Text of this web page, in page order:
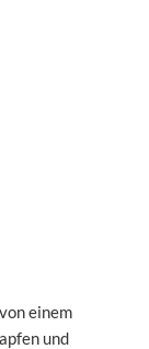
einem
und